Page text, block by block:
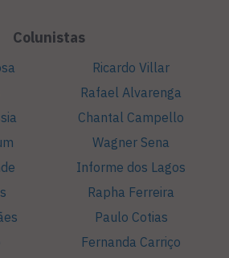
Colunistas
Ricardo Villar
Rafael Alvarenga
Chantal Campello
Wagner Sena
Informe dos Lagos
Rapha Ferreira
Paulo Cotias
Fernanda Carriço